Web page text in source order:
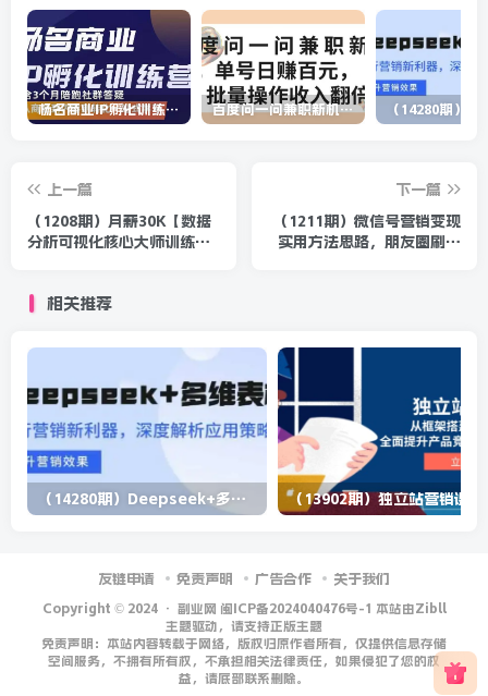
杨名商业IP孵化训练营，从商业到内容到转化一站式学 价值5980元 百度问一问兼职新机遇，单号日赚百元，批量操作收入翻倍
上一篇
（1208期）月薪30K【数据
分析可视化核心大师训练
下一篇
（1211期）微信号营销变现
实用方法思路，朋友圈刷屏
相关推荐
（14280期）Deepseek+多维表格，银行营销新利器，深度解析应用策略，提升营销效果
友链申请 免责声明 广告合作 关于我们
Copyright © 2024 · 副业网 闽ICP备2024040476号-1 本站由Zibll
主题驱动，请支持正版主题
免责声明：本站内容转载于网络，版权归原作者所有，仅提供信息存储
空间服务，不拥有所有权，不承担相关法律责任，如果侵犯了您的权
益，请底部联系删除。